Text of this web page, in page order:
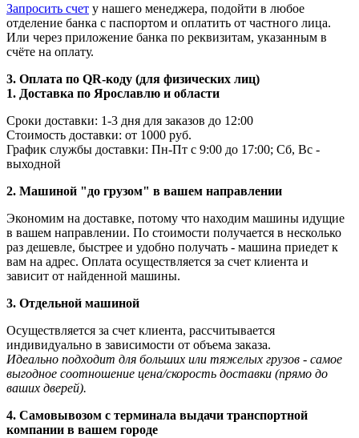
Запросить счет у нашего менеджера, подойти в любое
отделение банка с паспортом и оплатить от частного лица.
Или через приложение банка по реквизитам, указанным в
счёте на оплату.
3. Оплата по QR-коду (для физических лиц)
1. Доставка по Ярославлю и области
Сроки доставки: 1-3 дня для заказов до 12:00
Стоимость доставки: от 1000 руб.
График службы доставки: Пн-Пт с 9:00 до 17:00; Сб, Вс -
выходной
2. Машиной "до грузом" в вашем направлении
Экономим на доставке, потому что находим машины идущие
в вашем направлении. По стоимости получается в несколько
раз дешевле, быстрее и удобно получать - машина приедет к
вам на адрес. Оплата осуществляется за счет клиента и
зависит от найденной машины.
3. Отдельной машиной
Осуществляется за счет клиента, рассчитывается
индивидуально в зависимости от объема заказа.
Идеально подходит для больших или тяжелых грузов - самое
выгодное соотношение цена/скорость доставки (прямо до
ваших дверей).
4. Самовывозом с терминала выдачи транспортной
компании в вашем городе